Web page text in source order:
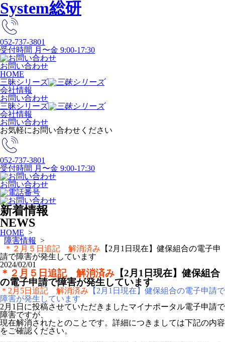
System総研
052-737-3801
受付時間 月〜金 9:00-17:30
お問い合わせ
HOME
三昧シリーズ
会社情報
お問い合わせ
三昧シリーズ
会社情報
お問い合わせ
お気軽にお問い合わせください
052-737-3801
受付時間 月〜金 9:00-17:30
お問い合わせ
新着情報
NEWS
HOME >
障害情報 >
＊２月５日追記 解消済み 【2月1日現在】健保組合の電子申
請で障害が発生しています
2024/02/01
＊２月５日追記 解消済み 【2月1日現在】健保組合
の電子申請で障害が発生しています
＊2月5日追記 解消済み 【2月1日現在】健保組合の電子申請で
障害が発生しています
2月1日に投稿させていただきましたマイナポータル電子申請で
障害ですが、
現在解消されたとのことです。詳細につきましては下記の内容
をご確認ください。